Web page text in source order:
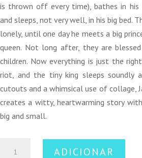
is thrown off every time), bathes in his
and sleeps, not very well, in his big bed.
lonely, until one day he meets a big
queen. Not long after, they are
children. Now everything is just the
riot, and the tiny king sleeps soundly
cutouts and a whimsical use of collage,
creates a witty, heartwarming story
big and small.
ADICIONAR